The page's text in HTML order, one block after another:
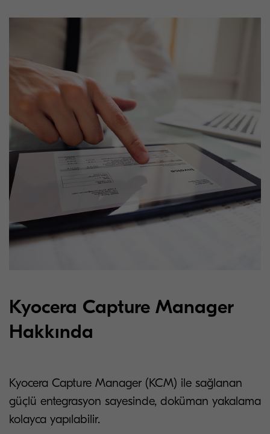
Kyocera Capture Manager
Hakkında
Kyocera Capture Manager (KCM) ile sağlanan
güçlü entegrasyon sayesinde, doküman yakalama
kolayca yapılabilir.